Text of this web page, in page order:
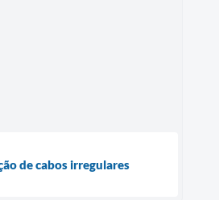
de cabos irregulares